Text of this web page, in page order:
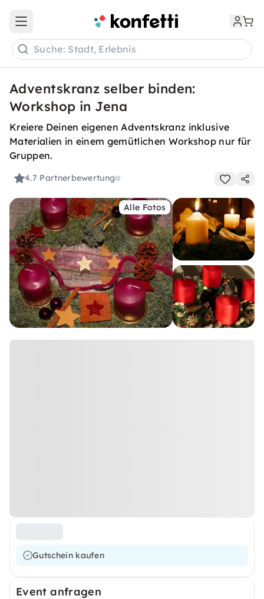
Open main menu
Suche: Stadt, Erlebnis
Adventskranz selber binden:
Workshop in Jena
Kreiere Deinen eigenen Adventskranz inklusive
Materialien in einem gemütlichen Workshop nur für
Gruppen.
4.7 Partnerbewertung
Alle Fotos
Gutschein kaufen
Event anfragen